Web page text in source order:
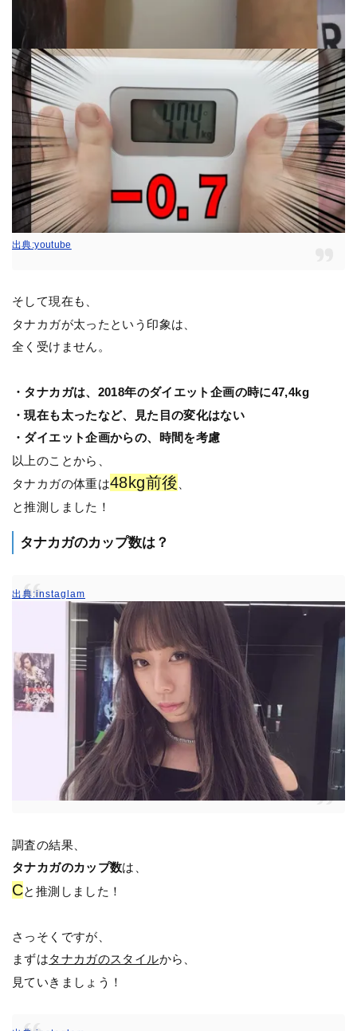
出典:youtube
そして現在も、
タナカガが太ったという印象は、
全く受けません。
・タナカガは、2018年のダイエット企画の時に47,4kg
・現在も太ったなど、見た目の変化はない
・ダイエット企画からの、時間を考慮
以上のことから、
タナカガの体重は48kg前後
と推測しました！
タナカガのカップ数は？
出典:instaglam
調査の結果、
タナカガのカップ数は、
Cと推測しました！
さっそくですが、
まずはタナカガのスタイルから、
見ていきましょう！